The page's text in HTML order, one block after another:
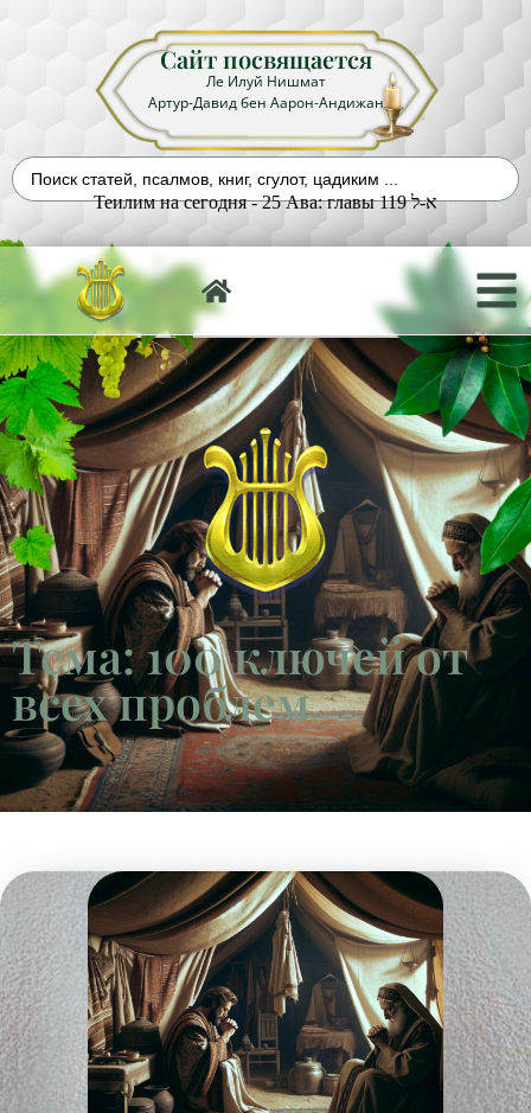
Сайт посвящается
Ле Илуй Нишмат
Артур-Давид бен Аарон-Андижан
Теилим на сегодня - 25 Ава: главы 119 א-ל
Тема: 100 ключей от
всех проблем